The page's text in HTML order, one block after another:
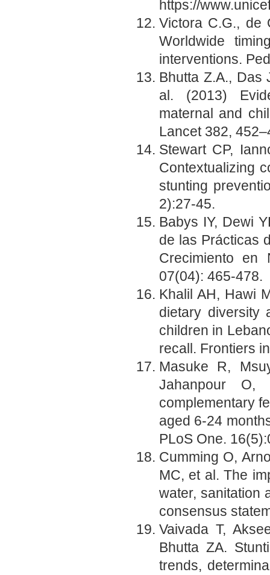
https://
Victora C.G., de
Worldwide
interventions.
Bhutta Z.A., Das
al. (2013)
maternal and
Lancet 382,
Stewart CP,
Contextualizing
stunting
2):27-45.
Babys IY, Dewi
de las Prácticas
Crecimiento
07(04): 465-478.
Khalil AH, Hawi
dietary diversity
children in
recall. Frontiers
Masuke R,
Jahanpour O,
complementary
aged 6-24
PLoS One.
Cumming O,
MC, et al. The
water, sanitation
consensus
Vaivada T,
Bhutta ZA.
trends,